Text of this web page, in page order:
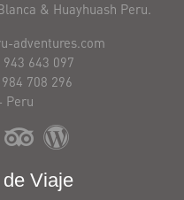
& Huayhuash Peru.
adventures.com
943 643 097
708 296
Peru
Viaje